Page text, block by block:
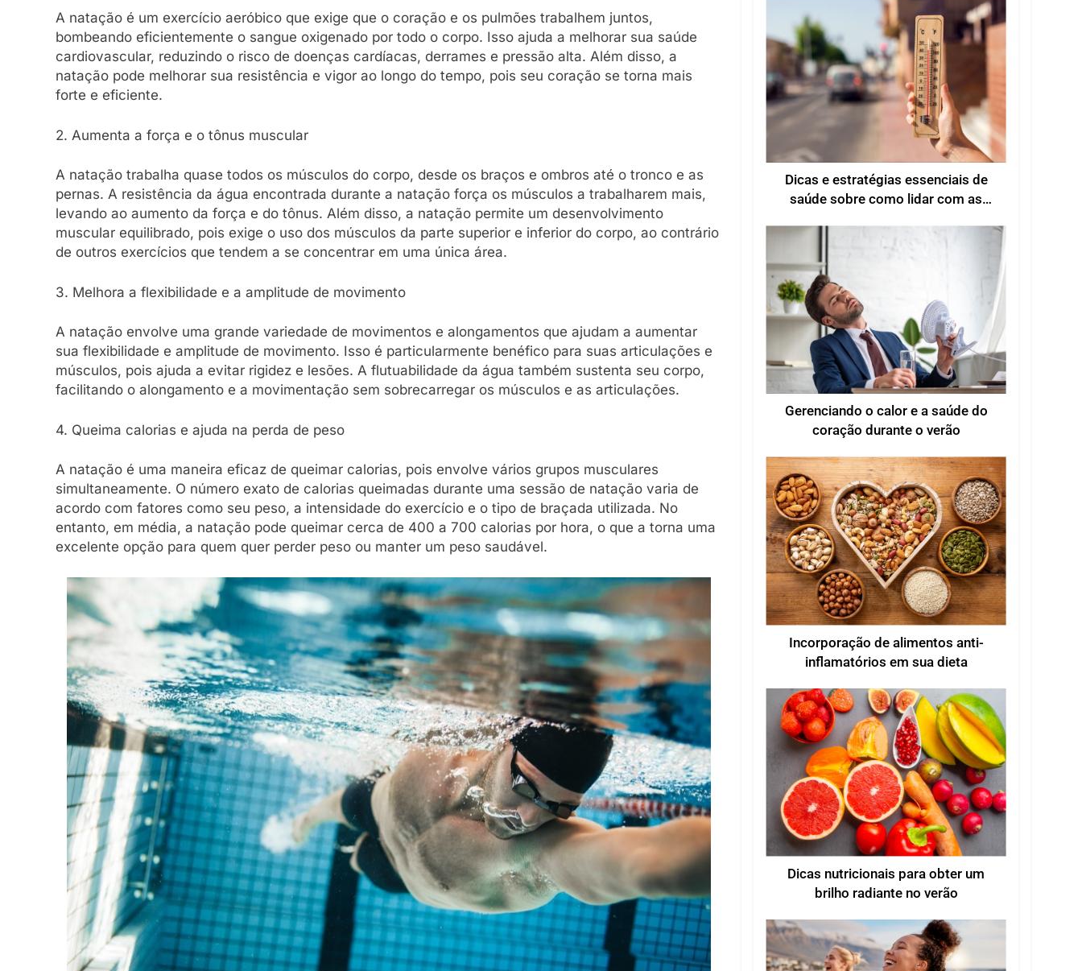
A natação é um exercício aeróbico que exige que o coração e os pulmões trabalhem juntos,
bombeando eficientemente o sangue oxigenado por todo o corpo. Isso ajuda a melhorar sua saúde
cardiovascular, reduzindo o risco de doenças cardíacas, derrames e pressão alta. Além disso, a
natação pode melhorar sua resistência e vigor ao longo do tempo, pois seu coração se torna mais
forte e eficiente.
2. Aumenta a força e o tônus muscular
A natação trabalha quase todos os músculos do corpo, desde os braços e ombros até o tronco e as
pernas. A resistência da água encontrada durante a natação força os músculos a trabalharem mais,
levando ao aumento da força e do tônus. Além disso, a natação permite um desenvolvimento
muscular equilibrado, pois exige o uso dos músculos da parte superior e inferior do corpo, ao contrário
de outros exercícios que tendem a se concentrar em uma única área.
3. Melhora a flexibilidade e a amplitude de movimento
A natação envolve uma grande variedade de movimentos e alongamentos que ajudam a aumentar
sua flexibilidade e amplitude de movimento. Isso é particularmente benéfico para suas articulações e
músculos, pois ajuda a evitar rigidez e lesões. A flutuabilidade da água também sustenta seu corpo,
facilitando o alongamento e a movimentação sem sobrecarregar os músculos e as articulações.
4. Queima calorias e ajuda na perda de peso
A natação é uma maneira eficaz de queimar calorias, pois envolve vários grupos musculares
simultaneamente. O número exato de calorias queimadas durante uma sessão de natação varia de
acordo com fatores como seu peso, a intensidade do exercício e o tipo de braçada utilizada. No
entanto, em média, a natação pode queimar cerca de 400 a 700 calorias por hora, o que a torna uma
excelente opção para quem quer perder peso ou manter um peso saudável.
Dicas e estratégias essenciais de
saúde sobre como lidar com as
Gerenciando o calor e a saúde do
coração durante o verão
Incorporação de alimentos anti-
inflamatórios em sua dieta
Dicas nutricionais para obter um
brilho radiante no verão